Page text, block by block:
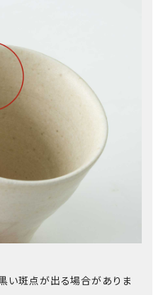
い斑点が出る場合がありま